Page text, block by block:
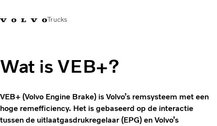
Trucks
CO2-reductie
Trucks
Truck Builder
Wat is VEB+?
VEB+ (Volvo Engine Brake) is Volvo’s remsysteem met een
hoge remefficiency. Het is gebaseerd op de interactie
tussen de uitlaatgasdrukregelaar (EPG) en Volvo’s